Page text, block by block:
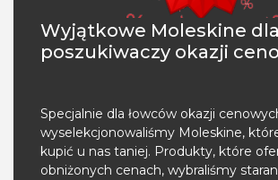
Wyjątkowe Moleskine dla
poszukiwaczy okazji
Specjalnie dla łowców okazji
wyselekcjonowaliśmy Moleskine,
kupić u nas taniej. Produkty, które
obniżonych cenach, wybraliśmy